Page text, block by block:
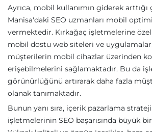
Ayrıca, mobil kullanımın giderek
Manisa'daki SEO uzmanları mobil
vermektedir. Kırkağaç işletmelerine
mobil dostu web siteleri ve
müşterilerin mobil cihazlar üzerinden
erişebilmelerini sağlamaktadır. Bu da
görünürlüğünü artırarak daha fazla
olanak tanımaktadır.
Bunun yanı sıra, içerik pazarlama
işletmelerinin SEO başarısında büyük